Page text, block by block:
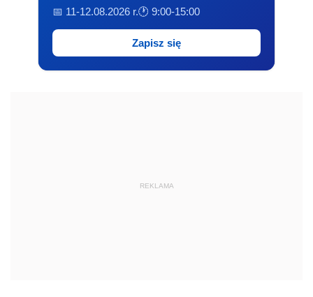
📅 11-12.08.2026 r.🕐 9:00-15:00
Zapisz się
REKLAMA